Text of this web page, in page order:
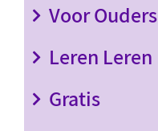
Voor Ouders
Leren Leren
Gratis